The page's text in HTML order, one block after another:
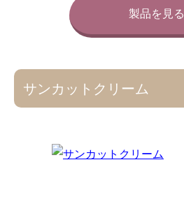
製品を見る
サンカットクリーム